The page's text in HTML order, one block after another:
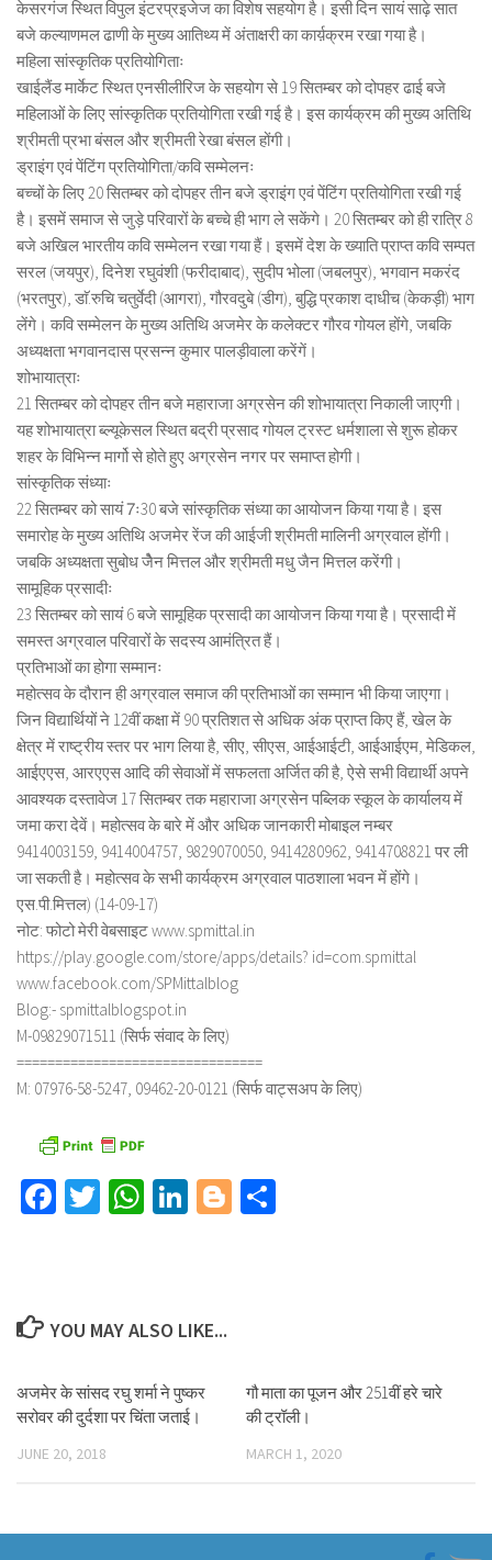
केसरगंज स्थित विपुल इंटरप्रइजेज का विशेष सहयोग है। इसी दिन सायं साढ़े सात
बजे कल्याणमल ढाणी के मुख्य आतिथ्य में अंताक्षरी का कार्य़क्रम रखा गया है।
महिला सांस्कृतिक प्रतियोगिताः
खाईलैंड मार्केट स्थित एनसीलीरिज के सहयोग से 19 सितम्बर को दोपहर ढाई बजे
महिलाओं के लिए सांस्कृतिक प्रतियोगिता रखी गई है। इस कार्यक्रम की मुख्य अतिथि
श्रीमती प्रभा बंसल और श्रीमती रेखा बंसल होंगी।
ड्राइंग एवं पेंटिंग प्रतियोगिता/कवि सम्मेलनः
बच्चों के लिए 20 सितम्बर को दोपहर तीन बजे ड्राइंग एवं पेंटिंग प्रतियोगिता रखी गई
है। इसमें समाज से जुड़े परिवारों के बच्चे ही भाग ले सकेंगे। 20 सितम्बर को ही रात्रि 8
बजे अखिल भारतीय कवि सम्मेलन रखा गया हैं। इसमें देश के ख्याति प्राप्त कवि सम्पत
सरल (जयपुर), दिनेश रघुवंशी (फरीदाबाद), सुदीप भोला (जबलपुर), भगवान मकरंद
(भरतपुर), डाॅ.रुचि चतुर्वेदी (आगरा), गौरवदुबे (डीग), बुद्धि प्रकाश दाधीच (केकड़ी) भाग
लेंगे। कवि सम्मेलन के मुख्य अतिथि अजमेर के कलेक्टर गौरव गोयल होंगे, जबकि
अध्यक्षता भगवानदास प्रसन्न कुमार पालड़ीवाला करेंगें।
शोभायात्राः
21 सितम्बर को दोपहर तीन बजे महाराजा अग्रसेन की शोभायात्रा निकाली जाएगी।
यह शोभायात्रा ब्ल्यूकेसल स्थित बद्री प्रसाद गोयल ट्रस्ट धर्मशाला से शुरू होकर
शहर के विभिन्न मार्गो से होते हुए अग्रसेन नगर पर समाप्त होगी।
सांस्कृतिक संध्याः
22 सितम्बर को सायं 7ः30 बजे सांस्कृतिक संध्या का आयोजन किया गया है। इस
समारोह के मुख्य अतिथि अजमेर रेंज की आईजी श्रीमती मालिनी अग्रवाल होंगी।
जबकि अध्यक्षता सुबोध जैेन मित्तल और श्रीमती मधु जैन मित्तल करेंगी।
सामूहिक प्रसादीः
23 सितम्बर को सायं 6 बजे सामूहिक प्रसादी का आयोजन किया गया है। प्रसादी में
समस्त अग्रवाल परिवारों के सदस्य आमंत्रित हैं।
प्रतिभाओं का होगा सम्मानः
महोत्सव के दौरान ही अग्रवाल समाज की प्रतिभाओं का सम्मान भी किया जाएगा।
जिन विद्यार्थियों ने 12वीं कक्षा में 90 प्रतिशत से अधिक अंक प्राप्त किए हैं, खेल के
क्षेत्र में राष्ट्रीय स्तर पर भाग लिया है, सीए, सीएस, आईआईटी, आईआईएम, मेडिकल,
आईएएस, आरएएस आदि की सेवाओं में सफलता अर्जित की है, ऐसे सभी विद्यार्थी अपने
आवश्यक दस्तावेज 17 सितम्बर तक महाराजा अग्रसेन पब्लिक स्कूल के कार्यालय में
जमा करा देवें। महोत्सव के बारे में और अधिक जानकारी मोबाइल नम्बर
9414003159, 9414004757, 9829070050, 9414280962, 9414708821 पर ली
जा सकती है। महोत्सव के सभी कार्यक्रम अग्रवाल पाठशाला भवन में होंगे।
एस.पी.मित्तल) (14-09-17)
नोट: फोटो मेरी वेबसाइट www.spmittal.in
https://play.google.com/store/apps/details? id=com.spmittal
www.facebook.com/SPMittalblog
Blog:- spmittalblogspot.in
M-09829071511 (सिर्फ संवाद के लिए)
================================
M: 07976-58-5247, 09462-20-0121 (सिर्फ वाट्सअप के लिए)
Facebook
TwitterWhatsApp
LinkedIn
Blogger
YOU MAY ALSO LIKE...
अजमेर के सांसद रघु शर्मा ने पुष्कर
सरोवर की दुर्दशा पर चिंता जताई।
JUNE 20, 2018
गौ माता का पूजन और 251वीं हरे चारे
की ट्रॉली।
MARCH 1, 2020